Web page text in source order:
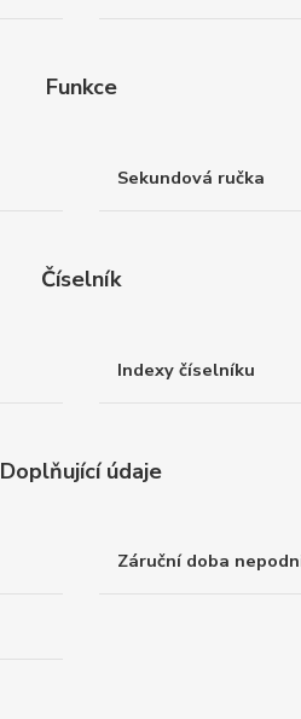
Funkce
Sekundová ručka
Číselník
Indexy číselníku
Doplňující údaje
Záruční doba